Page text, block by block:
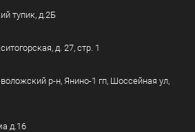
тупик, д.2Б
д. 27, стр. 1
р-н, Янино-1 гп, Шоссейная ул,
д.16